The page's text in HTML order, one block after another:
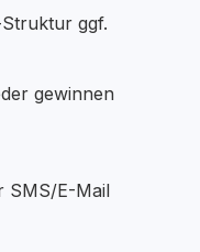
ggf.
gewinnen
SMS/E-Mail